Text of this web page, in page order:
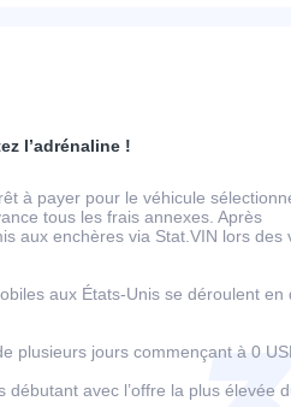
l’adrénaline !
à payer pour le véhicule
tous les frais annexes. Après
aux enchères via Stat.VIN lors des
aux États-Unis se déroulent en
plusieurs jours commençant à 0
avec l’offre la plus élevée